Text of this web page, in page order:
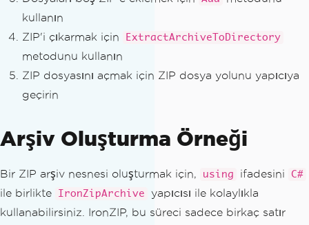
kullanın
ZIP'i çıkarmak için
ExtractArchiveToDirectory
metodunu kullanın
ZIP dosyasını açmak için ZIP dosya yolunu yapıcıya
geçirin
Arşiv Oluşturma Örneği
Bir ZIP arşiv nesnesi oluşturmak için, using ifadesini C#
ile birlikte IronZipArchive
yapıcısı ile kolaylıkla
kullanabilirsiniz. IronZIP, bu süreci sadece birkaç satır